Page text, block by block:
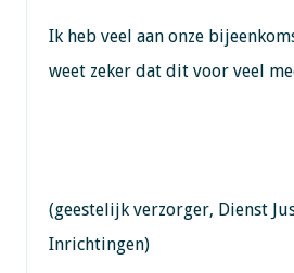
Ik heb veel aan onze
weet zeker dat dit voor veel
(geestelijk verzorger, Dienst
Inrichtingen)